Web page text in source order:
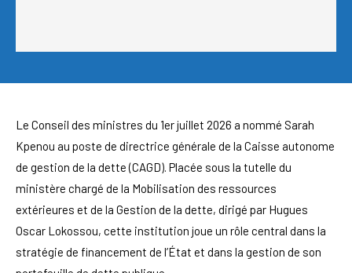
Le Conseil des ministres du 1er juillet 2026 a nommé Sarah
Kpenou au poste de directrice générale de la Caisse autonome
de gestion de la dette (CAGD). Placée sous la tutelle du
ministère chargé de la Mobilisation des ressources
extérieures et de la Gestion de la dette, dirigé par Hugues
Oscar Lokossou, cette institution joue un rôle central dans la
stratégie de financement de l’État et dans la gestion de son